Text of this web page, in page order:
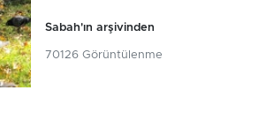
Sabah'ın arşivinden
70126 Görüntülenme